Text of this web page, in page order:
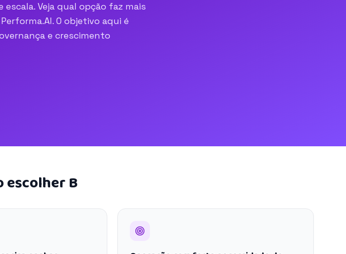
Veja qual opção faz mais
O objetivo aqui é
e crescimento
escolher B